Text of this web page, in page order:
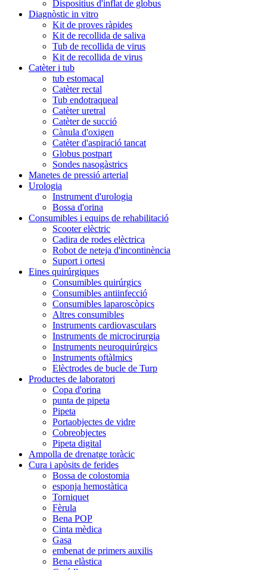
Dispositius d'inflat de globus
Diagnòstic in vitro
Kit de proves ràpides
Kit de recollida de saliva
Tub de recollida de virus
Kit de recollida de virus
Catèter i tub
tub estomacal
Catèter rectal
Tub endotraqueal
Catèter uretral
Catèter de succió
Cànula d'oxigen
Catèter d'aspiració tancat
Globus postpart
Sondes nasogàstrics
Manetes de pressió arterial
Urologia
Instrument d'urologia
Bossa d'orina
Consumibles i equips de rehabilitació
Scooter elèctric
Cadira de rodes elèctrica
Robot de neteja d'incontinència
Suport i ortesi
Eines quirúrgiques
Consumibles quirúrgics
Consumibles antiinfecció
Consumibles laparoscòpics
Altres consumibles
Instruments cardiovasculars
Instruments de microcirurgia
Instruments neuroquirúrgics
Instruments oftàlmics
Elèctrodes de bucle de Turp
Productes de laboratori
Copa d'orina
punta de pipeta
Pipeta
Portaobjectes de vidre
Cobreobjectes
Pipeta digital
Ampolla de drenatge toràcic
Cura i apòsits de ferides
Bossa de colostomia
esponja hemostàtica
Torniquet
Fèrula
Bena POP
Cinta mèdica
Gasa
embenat de primers auxilis
Bena elàstica